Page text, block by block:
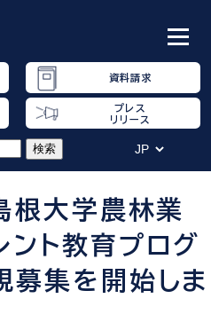
資料請求
プレス
リリース
根大学農林業
ント教育プログ
募集を開始しま